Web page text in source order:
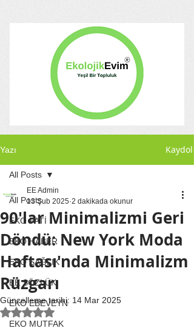
Yazı Kaydol
All Posts
EKO PATİ
EKO HABER
EKO SAĞLIK
EE SÖZLÜK
EKO EBEVEYN
EKO MUTFAK
All Posts
90'lar Minimalizmi Geri
Döndü: New York Moda
Haftası'nda Minimalizm
Rüzgarı
EE Admin
13 Şub 2025 2 dakikada okunur
Güncelleme tarihi: 14 Mar 2025
5 üzerinden NaN yıldız